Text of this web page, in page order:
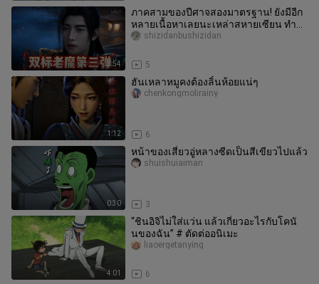
3:54
ภาคสามของปีศาจสองมาตรฐาน! ยังมีอีก
หลายเนื้อหาเลยนะเหล่าสหายเซียน ทำ
เท่าไหร่ก็ไม่หมดสักที!
5
shizidanbushizidan
1:12
ฮันเหลาหมูคงต้องลิ้นห้อยแน่ๆ
6
chenkongmolirainy
0:30
หน้าของเสี่ยวอู่หลางซีดเป็นสีเขียวไปแล้ว
3
shuishuiaiman
4:01
“ชินอิจิไม่ใส่แว่น แล้วเกี่ยวอะไรกับโคนั
นของฉัน” # ตัดต่ออนิเมะ
6
liaoergetanying